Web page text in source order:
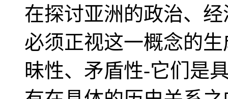
在探讨亚洲的政治、
必须正视这一概念的
昧性、矛盾性-它们是